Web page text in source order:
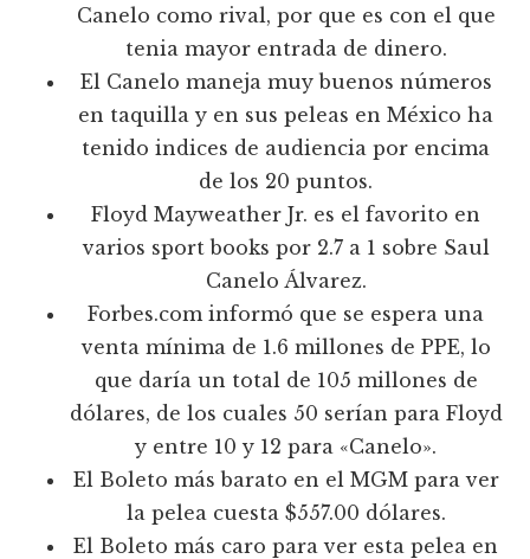
Canelo como rival, por que es con el que
tenia mayor entrada de dinero.
El Canelo maneja muy buenos números
en taquilla y en sus peleas en México ha
tenido indices de audiencia por encima
de los 20 puntos.
Floyd Mayweather Jr. es el favorito en
varios sport books por 2.7 a 1 sobre Saul
Canelo Álvarez.
Forbes.com informó que se espera una
venta mínima de 1.6 millones de PPE, lo
que daría un total de 105 millones de
dólares, de los cuales 50 serían para Floyd
y entre 10 y 12 para «Canelo».
El Boleto más barato en el MGM para ver
la pelea cuesta $557.00 dólares.
El Boleto más caro para ver esta pelea en